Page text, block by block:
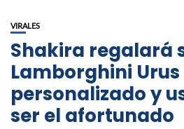
VIRALES
Shakira regalará
Lamborghini Urus
personalizado y
ser el afortunado